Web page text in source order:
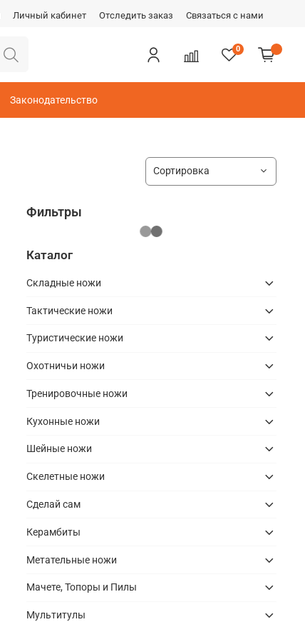
Личный кабинет Отследить заказ Связаться с нами
0
Законодательство
Фильтры
Каталог
Складные ножи
Тактические ножи
Туристические ножи
Охотничьи ножи
Тренировочные ножи
Кухонные ножи
Шейные ножи
Скелетные ножи
Сделай сам
Керамбиты
Метательные ножи
Мачете, Топоры и Пилы
Мультитулы